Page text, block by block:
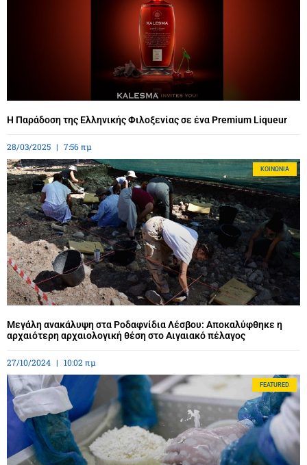
Η Παράδοση της Ελληνικής Φιλοξενίας σε ένα Premium Liqueur
28/03/2025 7:56 πμ
ΚΟΙΝΩΝΊΑ
Μεγάλη ανακάλυψη στα Ροδαφνίδια Λέσβου: Αποκαλύφθηκε η
αρχαιότερη αρχαιολογική θέση στο Αιγαιακό πέλαγος
27/10/2024 10:02 πμ
FEATURED